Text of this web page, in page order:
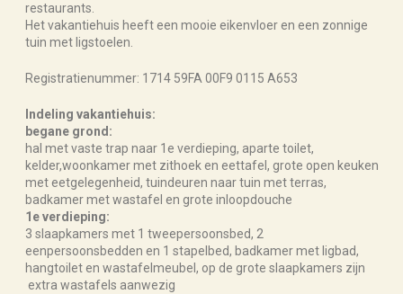
restaurants.
Het vakantiehuis heeft een mooie eikenvloer en een zonnige
tuin met ligstoelen.
Registratienummer: 1714 59FA 00F9 0115 A653
Indeling vakantiehuis:
begane grond:
hal met vaste trap naar 1e verdieping, aparte toilet,
kelder,woonkamer met zithoek en eettafel, grote open keuken
met eetgelegenheid, tuindeuren naar tuin met terras,
badkamer met wastafel en grote inloopdouche
1e verdieping:
3 slaapkamers met 1 tweepersoonsbed, 2
eenpersoonsbedden en 1 stapelbed, badkamer met ligbad,
hangtoilet en wastafelmeubel, op de grote slaapkamers zijn
extra wastafels aanwezig